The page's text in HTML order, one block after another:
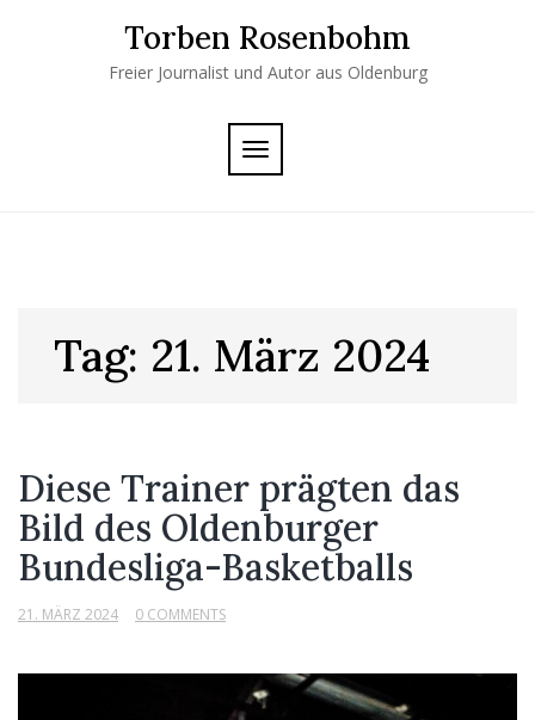
Torben Rosenbohm
Freier Journalist und Autor aus Oldenburg
TOGGLE
NAVIGATION
Tag: 21. März 2024
Diese Trainer prägten das
Bild des Oldenburger
Bundesliga-Basketballs
21. MÄRZ 2024 0 COMMENTS